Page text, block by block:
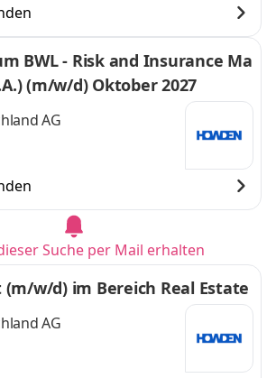
BWL - Risk and Insurance Ma
nagement (B.A.) (m/w/d) Oktober 2027
AG
Suche per Mail erhalten
(m/w/d) im Bereich Real Estate
AG